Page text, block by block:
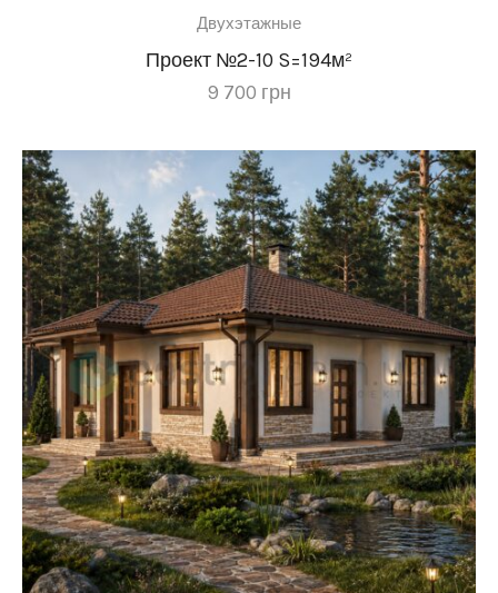
Двухэтажные
Проект №2-10 S=194м²
9 700 грн